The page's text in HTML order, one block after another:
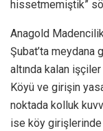
hissetmemiştik”
Anagold
Şubat’ta meydana
altında kalan
Köyü ve girişin
noktada kolluk
ise köy girişlerinde